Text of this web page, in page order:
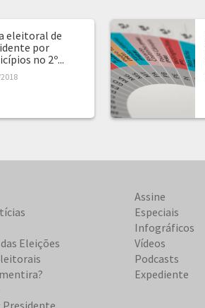
eleitoral de
por
no 2º...
Eleições
Presidente
Assine
Especiais
Infográficos
Vídeos
Podcasts
Expediente